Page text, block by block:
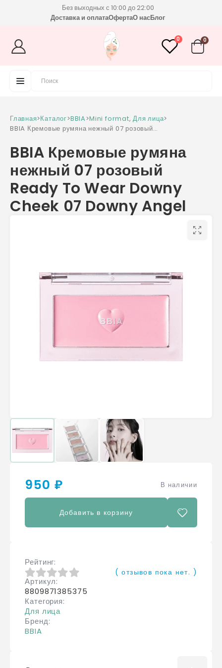
Без выходных с 10:00 до 22:00
Доставка и оплатаОфертаО насБлог
0 0
Главная>Каталог>BBIA>Mini format,Для лица>
BBIA Кремовые румяна нежный 07 розовый
Angel
BBIA Кремовые румяна
нежный 07 розовый
Ready To Wear Downy
Cheek 07 Downy Angel
950 ₽ В наличии
Добавить в корзину
Рейтинг
0из 5
( отзывов пока нет. )
Артикул
8809871385375
Категория
Для лица
Бренд
BBIA